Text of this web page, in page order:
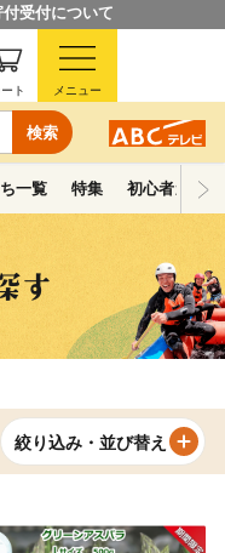
受付について
検索
ト メニュー
一覧 特集 初心者ガイド
絞り込み・並び替え